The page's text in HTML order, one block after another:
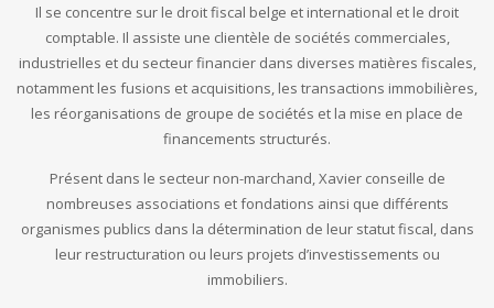
Il se concentre sur le droit fiscal belge et international et le droit
comptable. Il assiste une clientèle de sociétés commerciales,
industrielles et du secteur financier dans diverses matières fiscales,
notamment les fusions et acquisitions, les transactions immobilières,
les réorganisations de groupe de sociétés et la mise en place de
financements structurés.
Présent dans le secteur non-marchand, Xavier conseille de
nombreuses associations et fondations ainsi que différents
organismes publics dans la détermination de leur statut fiscal, dans
leur restructuration ou leurs projets d’investissements ou
immobiliers.